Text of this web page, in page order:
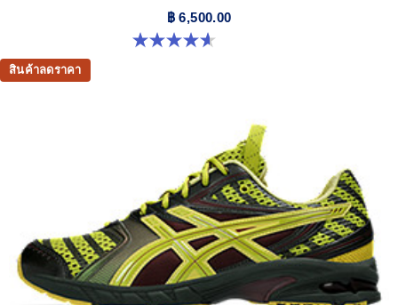
฿ 6,500.00
4.6 จาก 5 ดาว 15 รีวิว
สินค้าลดราคา